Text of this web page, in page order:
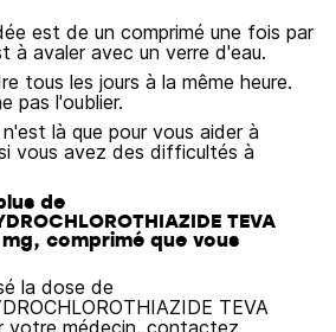
est de un comprimé une fois par
à avaler avec un verre d'eau.
tous les jours à la même heure.
pas l'oublier.
là que pour vous aider à
vous avez des difficultés à
de
TEVA
mg, comprimé que vous
la dose de
TEVA
votre médecin, contactez